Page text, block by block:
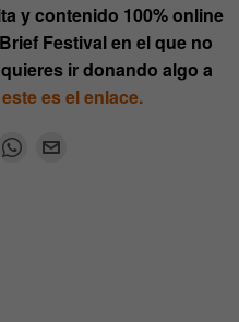
y contenido 100% online
Festival en el que no
ir donando algo a
este es el enlace.